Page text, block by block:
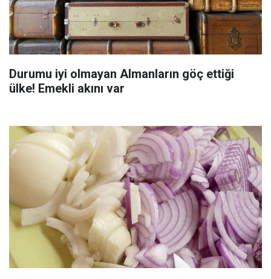
Durumu iyi olmayan Almanların göç ettiği
ülke! Emekli akını var